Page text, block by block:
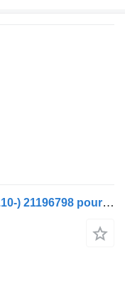
Barre stabilisatrice Volvo FMX (01.10-) 21196798 pour camion Volvo FM7-FM12, FM, FMX (1998-2014)